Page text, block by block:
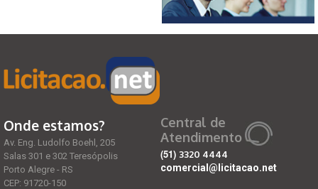
Onde estamos?
Av. Eng. Ludolfo Boehl, 205
Salas 301 e 302 Teresópolis
Porto Alegre - RS
CEP: 91720-150
Central de
Atendimento
(51) 3320 4444
comercial@licitacao.net